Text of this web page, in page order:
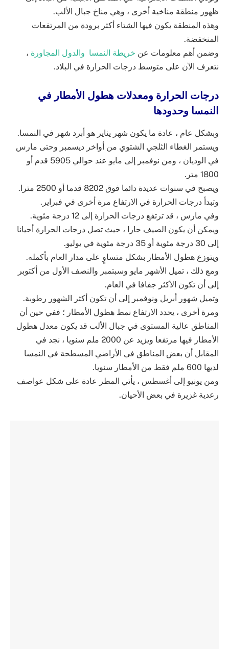
ظهور منطقة مناخية أخرى ، وهي مناخ جبال الألب.
وهذه المنطقة يكون فيها الشتاء أكثر برودة من المرتفعات
المنخفضة.
وضمن أهم معلومات عن خريطة النمسا والدول المجاورة ،
نتعرف الآن على متوسط درجات الحرارة في البلاد.
درجات الحرارة ومعدلات هطول الأمطار في
النمسا وحدودها
وبشكل عام ، عادة ما يكون شهر يناير هو أبرد شهر في النمسا.
ويستمر الغطاء الثلجي الشتوي من أواخر ديسمبر وحتى مارس
في الوديان ، ومن نوفمبر إلى مايو عند حوالي 5905 قدم أو
1800 متر.
ويصبح في سنوات عديدة دائما فوق 8202 قدما أو 2500 مترا.
وتبدأ درجات الحرارة في الارتفاع مرة أخرى في فبراير.
وفي مارس ، قد ترتفع درجات الحرارة إلى 12 درجة مئوية.
ويمكن أن يكون الصيف حارا ، حيث تصل درجات الحرارة أحيانا
إلى 30 درجة مئوية أو 35 درجة مئوية في يوليو.
ويتوزع هطول الأمطار بشكل متساوٍ على مدار العام بأكمله.
ومع ذلك ، تميل الأشهر مايو وسبتمبر والنصف الأول من أكتوبر
إلى أن تكون الأكثر جفافا في العام.
وتميل شهور أبريل ونوفمبر إلى أن تكون أكثر الشهور رطوبة.
ومرة أخرى ، يحدد الارتفاع نمط هطول الأمطار ؛ ففي حين أن
المناطق عالية المستوى في جبال الألب قد يكون معدل هطول
الأمطار فيها مرتفعا ويزيد عن 2000 ملم سنويا ، نجد في
المقابل أن بعض المناطق في الأراضي المسطحة في النمسا
لديها 600 ملم فقط من الأمطار سنويا.
ومن يونيو إلى أغسطس ، يأتي المطر عادة على شكل عواصف
رعدية غزيرة في بعض الأحيان.